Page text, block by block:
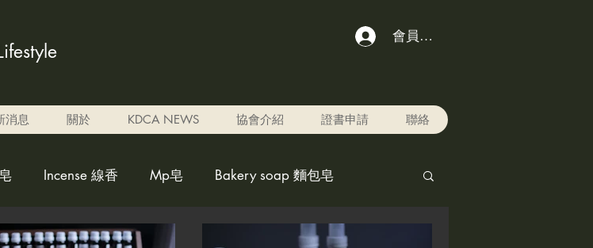
會員登入
消息 關於 KDCA NEWS 協會介紹 證書申請 聯絡
Incense 線香 Mp皂 Bakery soap 麵包皂
weakly acidicsoap 弱酸性皂 Alchol ink,酒精水墨畫